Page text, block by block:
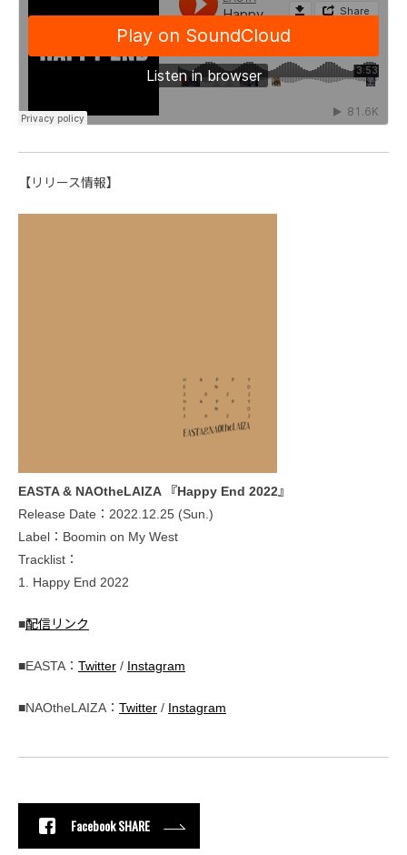
【リリース情報】
EASTA & NAOtheLAIZA 『Happy End 2022』
Release Date：2022.12.25 (Sun.)
Label：Boomin on My West
Tracklist：
1. Happy End 2022
■配信リンク
■EASTA： Twitter / Instagram
■NAOtheLAIZA： Twitter / Instagram
Facebook SHARE